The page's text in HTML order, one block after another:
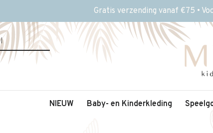
Gratis verzending vanaf €75 •
NIEUW Baby- en Kinderkleding